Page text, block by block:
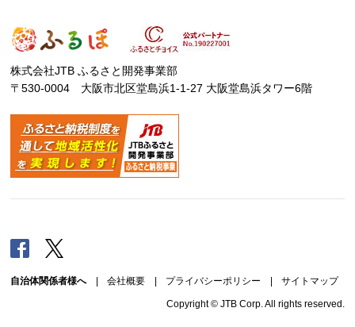
株式会社JTB ふるさと開発事業部
〒530-0004 大阪市北区堂島浜1-1-27 大阪堂島浜タワー6階
Facebook
自治体関係者様へ| 会社概要 | プライバシーポリシー | サイトマップ
Copyright © JTB Corp. All rights reserved.